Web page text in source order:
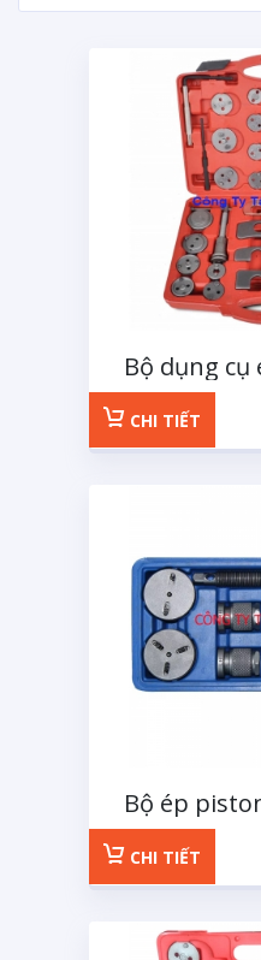
Bộ dụng
thắng đĩa ô
CHI TIẾT
Bộ ép
tô loại 8 chi
CHI TIẾT